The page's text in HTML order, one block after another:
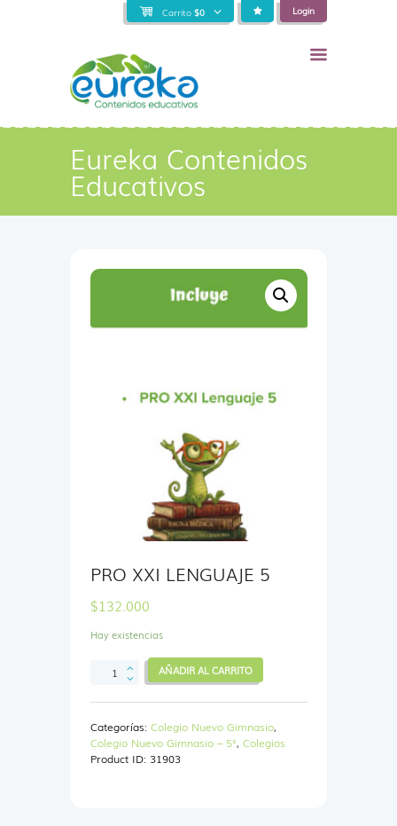
Carrito $0 Login
Eureka Contenidos
Educativos
PRO XXI LENGUAJE 5
$132.000
Hay existencias
LENGUAJE
cantidad
AÑADIR AL CARRITO
Categorías: Colegio Nuevo Gimnasio,
Colegio Nuevo Gimnasio – 5°, Colegios
Product ID: 31903